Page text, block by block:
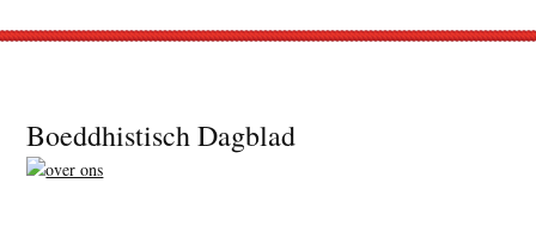
Footer
Boeddhistisch Dagblad